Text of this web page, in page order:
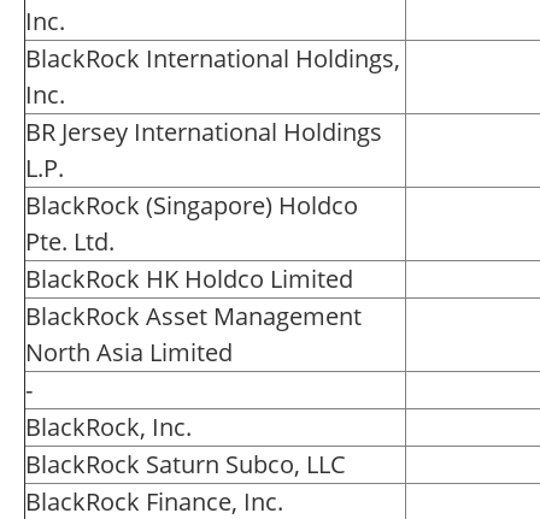
Inc.
BlackRock International Holdings,
Inc.
BR Jersey International Holdings
L.P.
BlackRock (Singapore) Holdco
Pte. Ltd.
BlackRock HK Holdco Limited
BlackRock Asset Management
North Asia Limited
-
BlackRock, Inc.
BlackRock Saturn Subco, LLC
BlackRock Finance, Inc.